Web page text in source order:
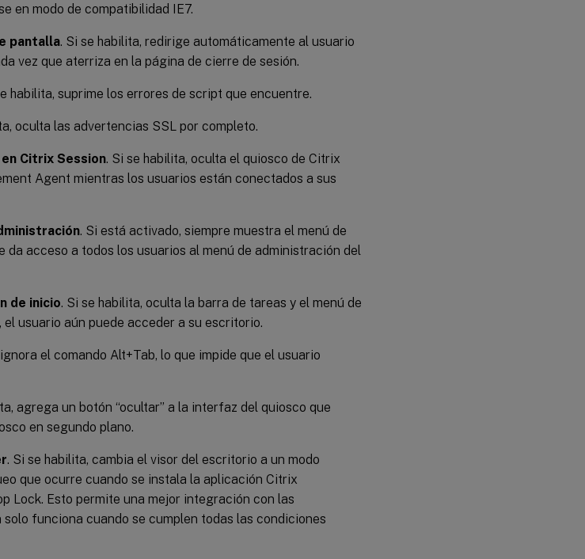
en modo de compatibilidad IE7.
pantalla. Si se habilita, redirige automáticamente al usuario
vez que aterriza en la página de cierre de sesión.
habilita, suprime los errores de script que encuentre.
oculta las advertencias SSL por completo.
Citrix Session. Si se habilita, oculta el quiosco de Citrix
Agent mientras los usuarios están conectados a sus
. Si está activado, siempre muestra el menú de
da acceso a todos los usuarios al menú de administración del
de inicio. Si se habilita, oculta la barra de tareas y el menú de
usuario aún puede acceder a su escritorio.
el comando Alt+Tab, lo que impide que el usuario
agrega un botón “ocultar” a la interfaz del quiosco que
en segundo plano.
. Si se habilita, cambia el visor del escritorio a un modo
que ocurre cuando se instala la aplicación Citrix
Lock. Esto permite una mejor integración con las
funciona cuando se cumplen todas las condiciones